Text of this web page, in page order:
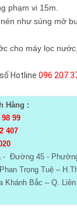
phạm vi 15m.
như súng mở
cho máy lọc
Hotline 096 207
Hàng :
98 99
407
- Đường 45 -
Trọng Tuệ –
Khánh Bắc – Q.